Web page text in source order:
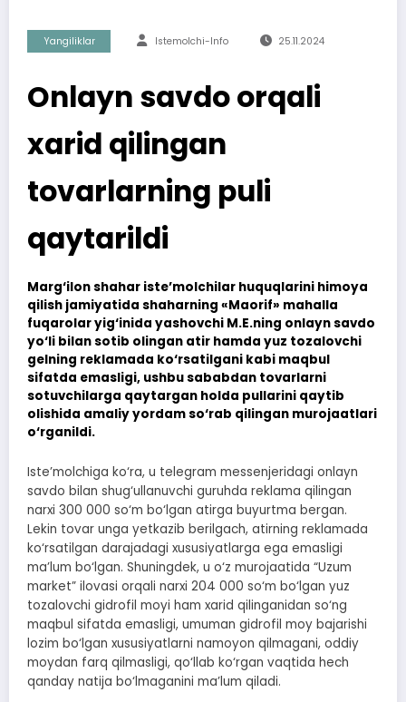
Yangiliklar Istemolchi-Info 25.11.2024
Onlayn savdo orqali
xarid qilingan
tovarlarning puli
qaytarildi
Marg‘ilon shahar iste’molchilar huquqlarini himoya
qilish jamiyatida shaharning «Maorif» mahalla
fuqarolar yig‘inida yashovchi M.E.ning onlayn savdo
yo‘li bilan sotib olingan atir hamda yuz tozalovchi
gelning reklamada ko‘rsatilgani kabi maqbul
sifatda emasligi, ushbu sababdan tovarlarni
sotuvchilarga qaytargan holda pullarini qaytib
olishida amaliy yordam so‘rab qilingan murojaatlari
o‘rganildi.
Iste’molchiga ko‘ra, u telegram messenjeridagi onlayn
savdo bilan shug‘ullanuvchi guruhda reklama qilingan
narxi 300 000 so‘m bo‘lgan atirga buyurtma bergan.
Lekin tovar unga yetkazib berilgach, atirning reklamada
ko‘rsatilgan darajadagi xususiyatlarga ega emasligi
ma’lum bo‘lgan. Shuningdek, u o‘z murojaatida “Uzum
market” ilovasi orqali narxi 204 000 so‘m bo‘lgan yuz
tozalovchi gidrofil moyi ham xarid qilinganidan so‘ng
maqbul sifatda emasligi, umuman gidrofil moy bajarishi
lozim bo‘lgan xususiyatlarni namoyon qilmagani, oddiy
moydan farq qilmasligi, qo‘llab ko‘rgan vaqtida hech
qanday natija bo‘lmaganini ma’lum qiladi.